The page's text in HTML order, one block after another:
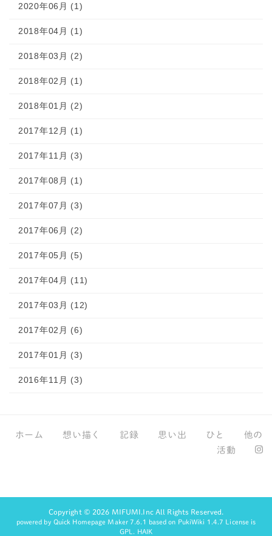
2020年06月 (1)
2018年04月 (1)
2018年03月 (2)
2018年02月 (1)
2018年01月 (2)
2017年12月 (1)
2017年11月 (3)
2017年08月 (1)
2017年07月 (3)
2017年06月 (2)
2017年05月 (5)
2017年04月 (11)
2017年03月 (12)
2017年02月 (6)
2017年01月 (3)
2016年11月 (3)
ホーム 想い描く 記録 思い出 ひと
他の
活動
Copyright © 2026 MIFUMI.IncAll Rights Reserved.
powered by Quick Homepage Maker7.6.1 based on PukiWiki 1.4.7 License is
GPL.
HAIK